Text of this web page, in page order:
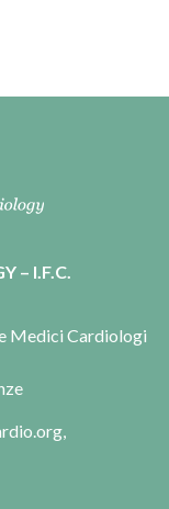
– I.F.C.
Medici Cardiologi